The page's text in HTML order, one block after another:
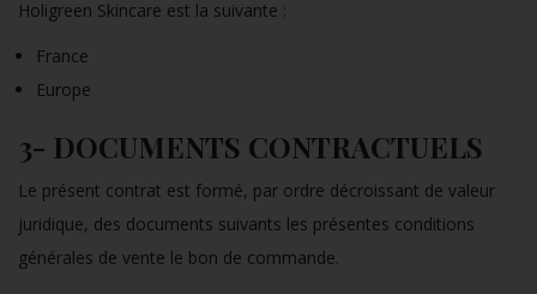
Holigreen Skincare est la suivante :
France
Europe
3- DOCUMENTS CONTRACTUELS
Le présent contrat est formé, par ordre décroissant de valeur
juridique, des documents suivants les présentes conditions
générales de vente le bon de commande.